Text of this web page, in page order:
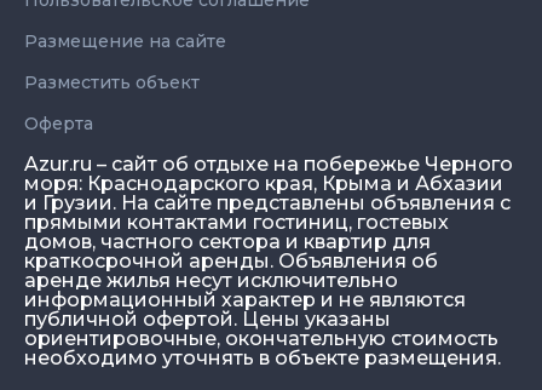
Azur.ru – сайт об отдыхе на побережье Черного
моря: Краснодарского края, Крыма и Абхазии
и Грузии. На сайте представлены объявления с
прямыми контактами гостиниц, гостевых
домов, частного сектора и квартир для
краткосрочной аренды. Объявления об
аренде жилья несут исключительно
информационный характер и не являются
публичной офертой. Цены указаны
ориентировочные, окончательную стоимость
необходимо уточнять в объекте размещения.
Размещение на сайте
Разместить объект
Оферта